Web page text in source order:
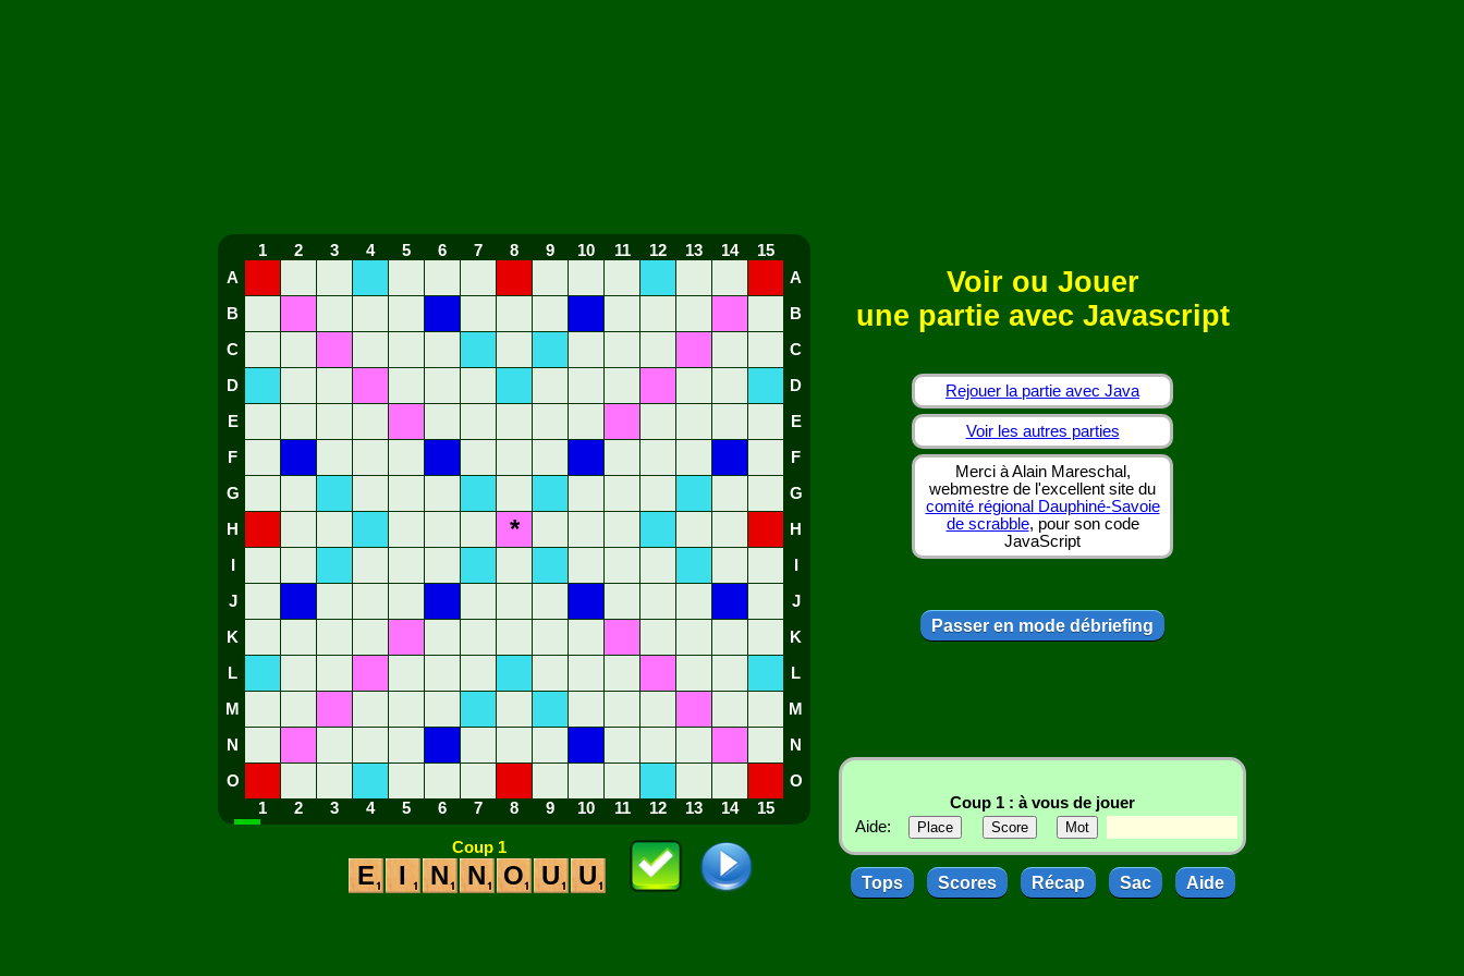
1 2 3 4 5 6 7 8 9 10 11 12 13 14
15
A
A
B B
C C
D D
E E
F F
G G
H * H
J J
K K
L L
M M
N N
O
O
1
2 3 4 5 6 7 8 9 10 11 12 13 14 15
Coup 1
E I N N O U U
Voir ou Jouer
une partie avec Javascript
Rejouer la partie avec Java
Voir les autres parties
Merci à Alain Mareschal,
webmestre de l'excellent site du
comité régional Dauphiné-Savoie
de scrabble, pour son code
JavaScript
Passer en mode débriefing
Coup 1 : à vous de jouer
Aide:
Tops Scores Récap Sac Aide